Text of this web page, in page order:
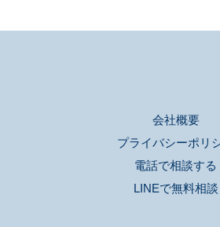
会社概要
プライバシーポリ
電話で相談する
LINEで無料相談